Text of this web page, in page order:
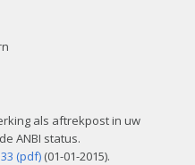
als aftrekpost in uw
ANBI status.
(pdf) (01-01-2015).